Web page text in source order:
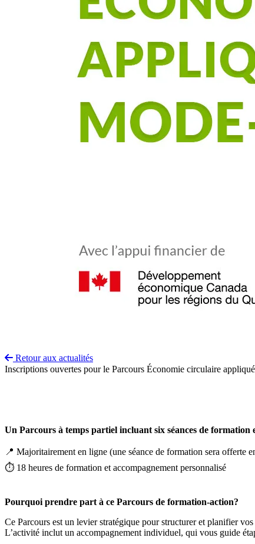
Retour aux actualités
Inscriptions ouvertes pour le Parcours Économie circulaire
Un Parcours à temps partiel incluant six séances de
📍 Majoritairement en ligne (une séance de formation sera offerte
⏱️ 18 heures de formation et accompagnement personnalisé
Pourquoi prendre part à ce Parcours de formation-action?
Ce Parcours est un levier stratégique pour structurer et planifier
L’activité inclut un accompagnement individuel, qui vous guide